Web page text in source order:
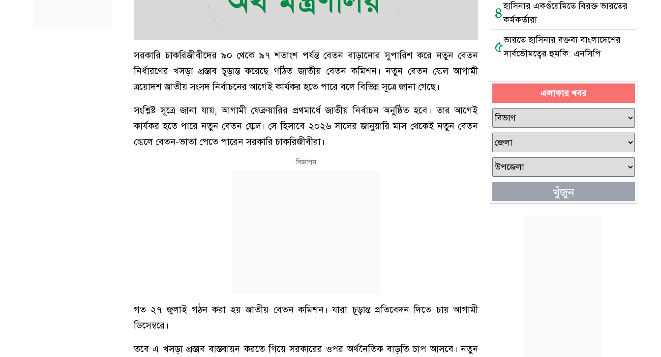
সরকারি চাকরিজীবীদের ৯০ থেকে ৯৭ শতাংশ পর্যন্ত বেতন বাড়ানোর সুপারিশ করে নতুন বেতন
নির্ধারণের খসড়া প্রস্তাব চূড়ান্ত করেছে গঠিত জাতীয় বেতন কমিশন। নতুন বেতন স্কেল আগামী
ত্রয়োদশ জাতীয় সংসদ নির্বাচনের আগেই কার্যকর হতে পারে বলে বিভিন্ন সূত্রে জানা গেছে।
সংশ্লিষ্ট সূত্রে জানা যায়, আগামী ফেব্রুয়ারির প্রথমার্ধে জাতীয় নির্বাচন অনুষ্ঠিত হবে। তার আগেই
কার্যকর হতে পারে নতুন বেতন স্কেল। সে হিসাবে ২০২৬ সালের জানুয়ারি মাস থেকেই নতুন বেতন
স্কেলে বেতন-ভাতা পেতে পারেন সরকারি চাকরিজীবীরা।
বিজ্ঞাপন
গত ২৭ জুলাই গঠন করা হয় জাতীয় বেতন কমিশন। যারা চূড়ান্ত প্রতিবেদন দিতে চায় আগামী
ডিসেম্বরে।
তবে এ খসড়া প্রস্তাব বাস্তবায়ন করতে গিয়ে সরকারের ওপর অর্থনৈতিক বাড়তি চাপ আসবে। নতুন
৪হাসিনার একগুঁয়েমিতে বিরক্ত ভারতের
কর্মকর্তারা
৫ভারতে হাসিনার বক্তব্য বাংলাদেশের
সার্বভৌমত্বের হুমকি: এনসিপি
এলাকার খবর
খুঁজুন